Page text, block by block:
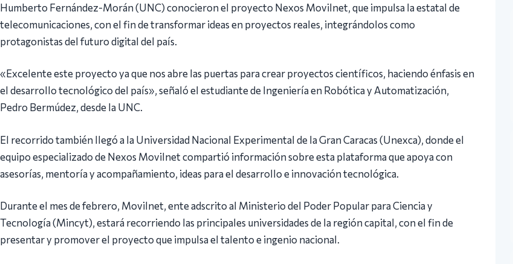
Humberto Fernández-Morán (UNC) conocieron el proyecto Nexos Movilnet, que impulsa la estatal de
telecomunicaciones, con el fin de transformar ideas en proyectos reales, integrándolos como
protagonistas del futuro digital del país.
«Excelente este proyecto ya que nos abre las puertas para crear proyectos científicos, haciendo énfasis en
el desarrollo tecnológico del país», señaló el estudiante de Ingeniería en Robótica y Automatización,
Pedro Bermúdez, desde la UNC.
El recorrido también llegó a la Universidad Nacional Experimental de la Gran Caracas (Unexca), donde el
equipo especializado de Nexos Movilnet compartió información sobre esta plataforma que apoya con
asesorías, mentoría y acompañamiento, ideas para el desarrollo e innovación tecnológica.
Durante el mes de febrero, Movilnet, ente adscrito al Ministerio del Poder Popular para Ciencia y
Tecnología (Mincyt), estará recorriendo las principales universidades de la región capital, con el fin de
presentar y promover el proyecto que impulsa el talento e ingenio nacional.